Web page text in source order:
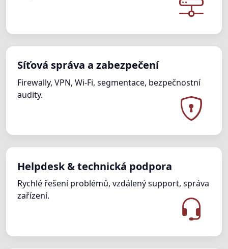
Síťová správa a zabezpečení
Firewally, VPN, Wi-Fi, segmentace, bezpečnostní
audity.
Helpdesk & technická podpora
Rychlé řešení problémů, vzdálený support, správa
zařízení.